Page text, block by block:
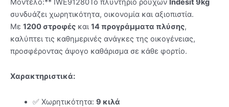
Μοντέλο:** IWE91280Το πλυντήριο ρούχων Indesit 9kg
συνδυάζει χωρητικότητα, οικονομία και αξιοπιστία.
Με 1200 στροφές και 14 προγράμματα πλύσης,
καλύπτει τις καθημερινές ανάγκες της οικογένειας,
προσφέροντας άψογο καθάρισμα σε κάθε φορτίο.
Χαρακτηριστικά:
✅ Χωρητικότητα: 9 κιλά